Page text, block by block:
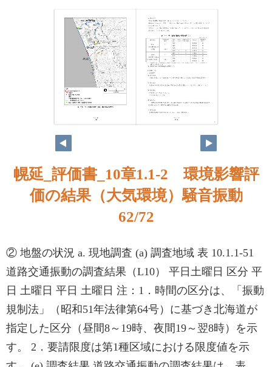
61 62
幌延_評価書_10章1.1-2 環境影響評
価の結果（大気環境）騒音振動
62/72
② 地盤の状況 a. 現地調査 (a) 調査地域 表 10.1.1-51
道路交通振動の調査結果（L10） 平日土曜日 区分 平
日 土曜日 平日 土曜日 注：1．時間の区分は、「振動
規制法」（昭和51年法律第64号）に基づき北海道が
指定した区分（昼間8～19時、夜間19～翌8時）を示
す。 2．要請限度は第1種区域における限度値を示